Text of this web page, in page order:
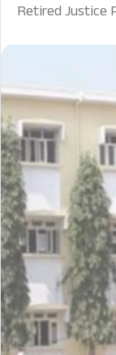
Retired Justice